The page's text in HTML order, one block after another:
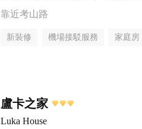
靠近考山路
新裝修 機場接駁服務 家庭房
盧卡之家
Luka House